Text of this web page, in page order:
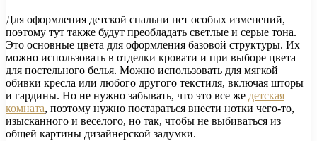
Для оформления детской спальни нет особых изменений,
поэтому тут также будут преобладать светлые и серые тона.
Это основные цвета для оформления базовой структуры. Их
можно использовать в отделки кровати и при выборе цвета
для постельного белья. Можно использовать для мягкой
обивки кресла или любого другого текстиля, включая шторы
и гардины. Но не нужно забывать, что это все же детская
комната, поэтому нужно постараться внести нотки чего-то,
изысканного и веселого, но так, чтобы не выбиваться из
общей картины дизайнерской задумки.